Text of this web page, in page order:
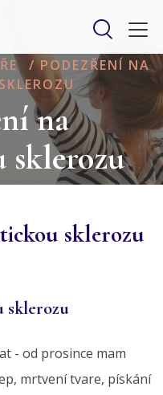
/ PODEZŘENÍ NA
na
sklerozu
sklerozu
sklerozu
- od prosince mam
mrtvení tvare, pískání